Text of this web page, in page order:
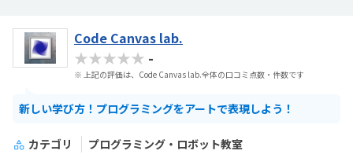
Code Canvas lab.
★★★★★ -
※ 上記の評価は、Code Canvas lab.全体の口コミ点数・件数です
新しい学び方！プログラミングをアートで表現しよう！
カテゴリ
プログラミング・ロボット教室